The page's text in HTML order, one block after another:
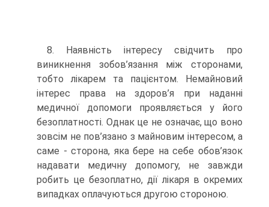
8. Наявність інтересу свідчить про
виникнення зобов’язання між сторонами,
тобто лікарем та пацієнтом. Немайновий
інтерес права на здоров’я при наданні
медичної допомоги проявляється у його
безоплатності. Однак це не означає, що воно
зовсім не пов’язано з майновим інтересом, а
саме - сторона, яка бере на себе обов’язок
надавати медичну допомогу, не завжди
робить це безоплатно, дії лікаря в окремих
випадках оплачуються другою стороною.